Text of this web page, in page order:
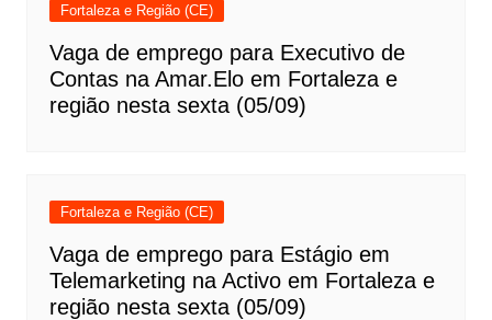
Fortaleza e Região (CE)
Vaga de emprego para Executivo de
Contas na Amar.Elo em Fortaleza e
região nesta sexta (05/09)
Fortaleza e Região (CE)
Vaga de emprego para Estágio em
Telemarketing na Activo em Fortaleza e
região nesta sexta (05/09)